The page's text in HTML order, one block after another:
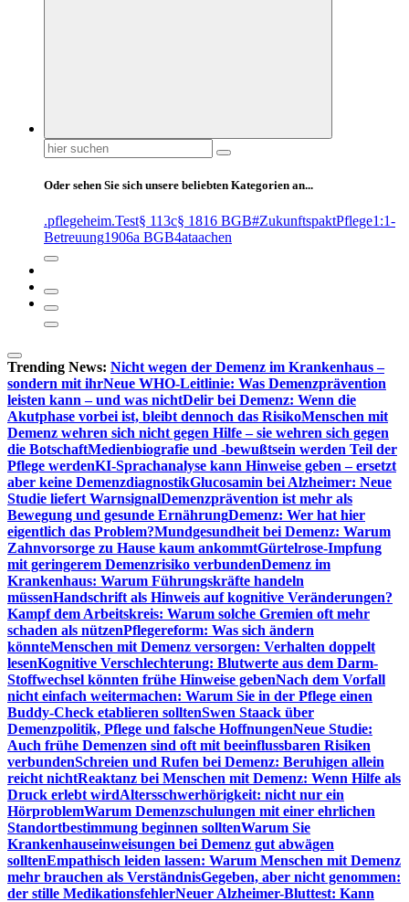
Suchen
nach:
Oder sehen Sie sich unsere beliebten Kategorien an...
.pflegeheim.Test§ 113c§ 1816 BGB#ZukunftspaktPflege1:1-
Betreuung1906a BGB4ataachen
Trending News: Nicht wegen der Demenz im Krankenhaus –
sondern mit ihrNeue WHO-Leitlinie: Was Demenzprävention
leisten kann – und was nichtDelir bei Demenz: Wenn die
Akutphase vorbei ist, bleibt dennoch das RisikoMenschen mit
Demenz wehren sich nicht gegen Hilfe – sie wehren sich gegen
die BotschaftMedienbiografie und -bewußtsein werden Teil der
Pflege werdenKI-Sprachanalyse kann Hinweise geben – ersetzt
aber keine DemenzdiagnostikGlucosamin bei Alzheimer: Neue
Studie liefert WarnsignalDemenzprävention ist mehr als
Bewegung und gesunde ErnährungDemenz: Wer hat hier
eigentlich das Problem?Mundgesundheit bei Demenz: Warum
Zahnvorsorge zu Hause kaum ankommtGürtelrose-Impfung
mit geringerem Demenzrisiko verbundenDemenz im
Krankenhaus: Warum Führungskräfte handeln
müssenHandschrift als Hinweis auf kognitive Veränderungen?
Kampf dem Arbeitskreis: Warum solche Gremien oft mehr
schaden als nützenPflegereform: Was sich ändern
könnteMenschen mit Demenz versorgen: Verhalten doppelt
lesenKognitive Verschlechterung: Blutwerte aus dem Darm-
Stoffwechsel könnten frühe Hinweise gebenNach dem Vorfall
nicht einfach weitermachen: Warum Sie in der Pflege einen
Buddy-Check etablieren solltenSwen Staack über
Demenzpolitik, Pflege und falsche HoffnungenNeue Studie:
Auch frühe Demenzen sind oft mit beeinflussbaren Risiken
verbundenSchreien und Rufen bei Demenz: Beruhigen allein
reicht nichtReaktanz bei Menschen mit Demenz: Wenn Hilfe als
Druck erlebt wirdAltersschwerhörigkeit: nicht nur ein
HörproblemWarum Demenzschulungen mit einer ehrlichen
Standortbestimmung beginnen solltenWarum Sie
Krankenhauseinweisungen bei Demenz gut abwägen
solltenEmpathisch leiden lassen: Warum Menschen mit Demenz
mehr brauchen als VerständnisGegeben, aber nicht genommen:
der stille MedikationsfehlerNeuer Alzheimer-Bluttest: Kann